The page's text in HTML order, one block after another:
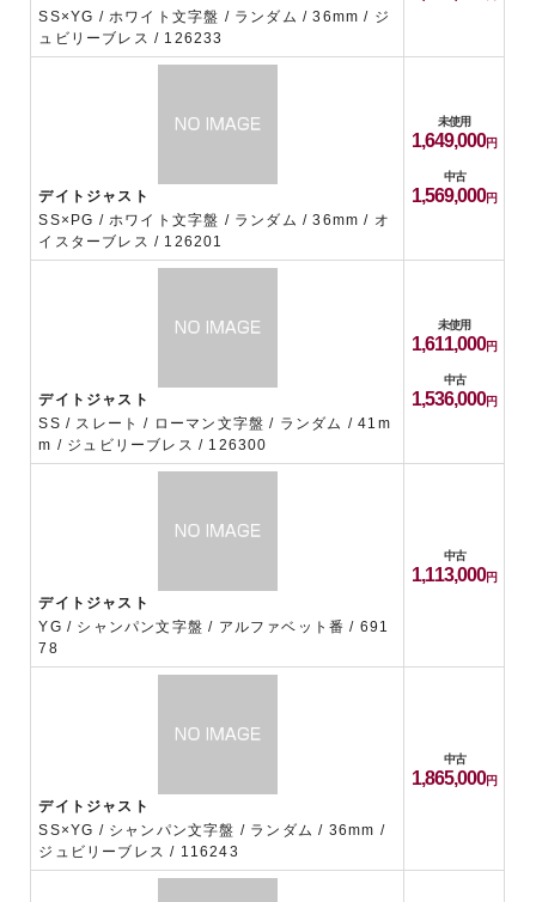
SS×YG / ホワイト文字盤 / ランダム / 36mm / ジ
ュビリーブレス / 126233
デイトジャスト
SS×PG / ホワイト文字盤 / ランダム / 36mm / オ
イスターブレス / 126201
未使用
1,649,000
中古
1,569,000
デイトジャスト
SS / スレート / ローマン文字盤 / ランダム / 41m
m / ジュビリーブレス / 126300
未使用
1,611,000
中古
1,536,000
デイトジャスト
YG / シャンパン文字盤 / アルファベット番 / 691
78
中古
1,113,000
デイトジャスト
SS×YG / シャンパン文字盤 / ランダム / 36mm /
ジュビリーブレス / 116243
中古
1,865,000